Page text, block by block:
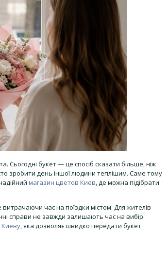
букет — це спосіб сказати більше, ніж
зробити день іншої людини теплішим. Саме тому
магазин цветов Киев, де можна підібрати
час на поїздки містом. Для жителів
справи не завжди залишають час на вибір
Киеву, яка дозволяє швидко передати букет